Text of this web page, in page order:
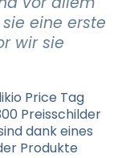
eine erste
wir sie
Price Tag
Preisschilder
dank eines
Produkte